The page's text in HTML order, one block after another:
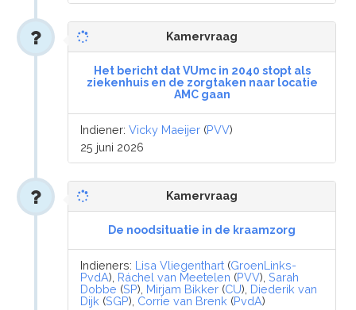
Kamervraag
Het bericht dat VUmc in 2040 stopt als
ziekenhuis en de zorgtaken naar locatie
AMC gaan
Indiener:Vicky Maeijer (PVV)
25 juni 2026
Kamervraag
De noodsituatie in de kraamzorg
Indieners: Lisa Vliegenthart (GroenLinks-
PvdA), Ráchel van Meetelen (PVV),Sarah
Dobbe (SP), Mirjam Bikker (CU), Diederik van
Dijk (SGP), Corrie van Brenk (PvdA)